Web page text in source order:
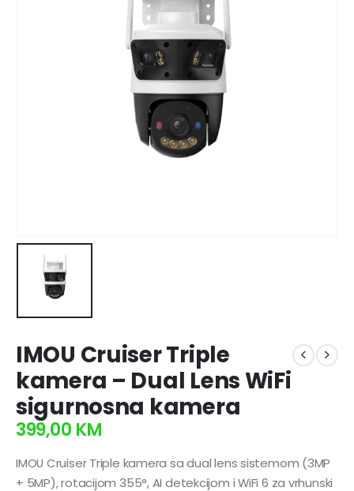
IMOU Cruiser Triple
kamera – Dual Lens WiFi
sigurnosna kamera
399,00 KM
IMOU Cruiser Triple kamera sa dual lens sistemom (3MP
+ 5MP), rotacijom 355°, AI detekcijom i WiFi 6 za vrhunski